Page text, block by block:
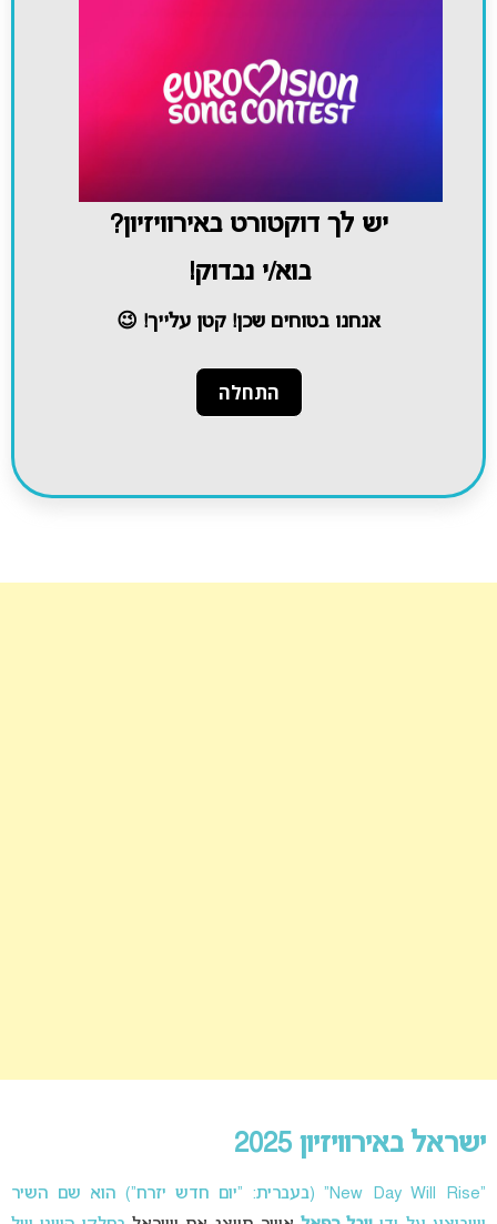
יש לך דוקטורט באירוויזיון?
בוא/י נבדוק!
אנחנו בטוחים שכן! קטן עלייך! 😉
ישראל באירוויזיון 2025
“New Day Will Rise” (בעברית: “יום חדש יזרח”) הוא שם השיר